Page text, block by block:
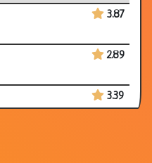
3.87
2.89
3.39